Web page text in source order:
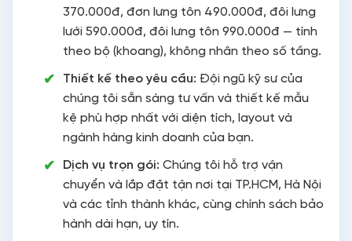
370.000đ, đơn lưng tôn 490.000đ, đôi lưng
lưới 590.000đ, đôi lưng tôn 990.000đ — tính
theo bộ (khoang), không nhân theo số tầng.
Thiết kế theo yêu cầu: Đội ngũ kỹ sư của
chúng tôi sẵn sàng tư vấn và thiết kế mẫu
kệ phù hợp nhất với diện tích, layout và
ngành hàng kinh doanh của bạn.
Dịch vụ trọn gói: Chúng tôi hỗ trợ vận
chuyển và lắp đặt tận nơi tại TP.HCM, Hà Nội
và các tỉnh thành khác, cùng chính sách bảo
hành dài hạn, uy tín.